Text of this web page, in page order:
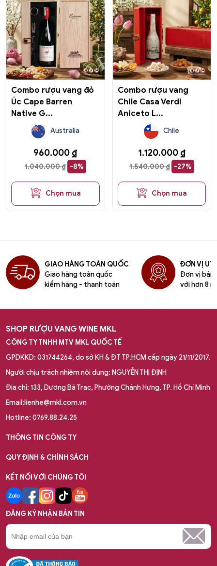
Combo rượu vang đỏ
Úc Cape Barren
Native G...
Australia
1.040.000₫ -8%
960.000 ₫
Chọn mua
Combo rượu vang
Chile Casa Verdi
Aniceto L...
Chile
1.540.000₫ -27%
1.120.000 ₫
Chọn mua
GIAO HÀNG TOÀN QUỐC
Giao hàng toàn quốc
kiểm hàng - thanh toán
ĐƠN VỊ UY
Đơn vị bán
với hơn 8
SHOP RƯỢU VANG WINE MKL
CÔNG TY TNHH MTV MKL QUỐC TẾ
GPDKKD: 031744264, do sở KH & ĐT TP.HCM cấp ngày 21/11/2017.
Người chịu trách nhiệm nội dung: NGUYỄN THỊ ĐỊNH
Địa chỉ: 133, Dương Bá Trạc, Phường Chánh Hưng, TP. Hồ Chí Minh
Email:lienhe@mkl.com.vn
Hotline: 0769.88.24.25
THÔNG TIN CÔNG TY
QUY ĐỊNH & CHÍNH SÁCH
KẾT NỐI VỚI CHÚNG TÔI
ĐĂNG KÝ NHẬN BẢN TIN